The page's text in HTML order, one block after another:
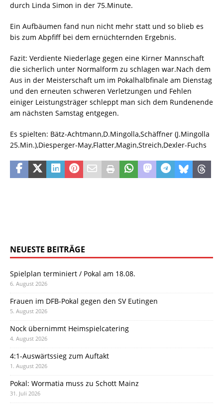
durch Linda Simon in der 75.Minute.
Ein Aufbäumen fand nun nicht mehr statt und so blieb es
bis zum Abpfiff bei dem ernüchternden Ergebnis.
Fazit: Verdiente Niederlage gegen eine Kirner Mannschaft
die sicherlich unter Normalform zu schlagen war.Nach dem
Aus in der Meisterschaft um im Pokalhalbfinale am Dienstag
und den erneuten schweren Verletzungen und Fehlen
einiger Leistungsträger schleppt man sich dem Rundenende
am nächsten Samstag entgegen.
Es spielten: Bätz-Achtmann,D.Mingolla,Schäffner (J.Mingolla
25.Min.),Diesperger-May,Flatter,Magin,Streich,Dexler-Fuchs
NEUESTE BEITRÄGE
Spielplan terminiert / Pokal am 18.08.
6. August 2026
Frauen im DFB-Pokal gegen den SV Eutingen
5. August 2026
Nock übernimmt Heimspielcatering
4. August 2026
4:1-Auswärtssieg zum Auftakt
1. August 2026
Pokal: Wormatia muss zu Schott Mainz
31. Juli 2026